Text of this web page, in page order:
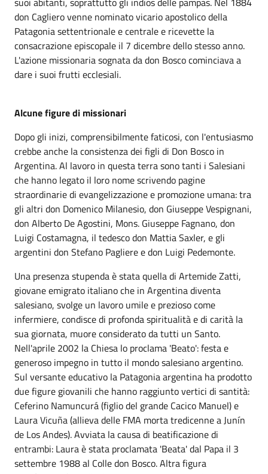
don Cagliero venne nominato vicario apostolico della
Patagonia settentrionale e centrale e ricevette la
consacrazione episcopale il 7 dicembre dello stesso anno.
L'azione missionaria sognata da don Bosco cominciava a
dare i suoi frutti ecclesiali.
Alcune figure di missionari
Dopo gli inizi, comprensibilmente faticosi, con l'entusiasmo
crebbe anche la consistenza dei figli di Don Bosco in
Argentina. Al lavoro in questa terra sono tanti i Salesiani
che hanno legato il loro nome scrivendo pagine
straordinarie di evangelizzazione e promozione umana: tra
gli altri don Domenico Milanesio, don Giuseppe Vespignani,
don Alberto De Agostini, Mons. Giuseppe Fagnano, don
Luigi Costamagna, il tedesco don Mattia Saxler, e gli
argentini don Stefano Pagliere e don Luigi Pedemonte.
Una presenza stupenda è stata quella di Artemide Zatti,
giovane emigrato italiano che in Argentina diventa
salesiano, svolge un lavoro umile e prezioso come
infermiere, condisce di profonda spiritualità e di carità la
sua giornata, muore considerato da tutti un Santo.
Nell'aprile 2002 la Chiesa lo proclama 'Beato': festa e
generoso impegno in tutto il mondo salesiano argentino.
Sul versante educativo la Patagonia argentina ha prodotto
due figure giovanili che hanno raggiunto vertici di santità:
Ceferino Namuncurá (figlio del grande Cacico Manuel) e
Laura Vicuña (allieva delle FMA morta tredicenne a Junín
de Los Andes). Avviata la causa di beatificazione di
entrambi: Laura è stata proclamata 'Beata' dal Papa il 3
settembre 1988 al Colle don Bosco. Altra figura